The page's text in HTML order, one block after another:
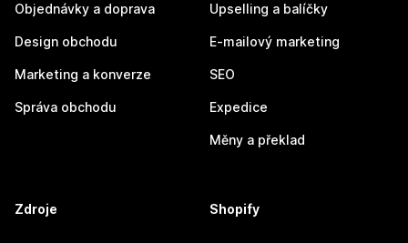
Objednávky a doprava
Design obchodu
Marketing a konverze
Správa obchodu
Upselling a balíčky
E-mailový marketing
SEO
Expedice
Měny a překlad
Zdroje Shopify